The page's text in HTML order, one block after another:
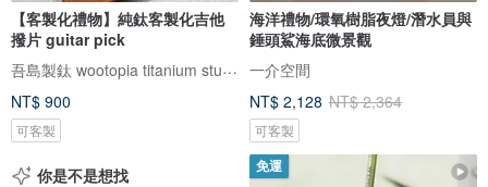
【客製化禮物】純鈦客製化吉他
撥片 guitar pick
吾島製鈦 wootopia titanium studio
NT$ 900
可客製
海洋禮物/環氧樹脂夜燈/潛水員與
錘頭鯊海底微景觀
一介空間
NT$ 2,128 NT$ 2,364
可客製
你是不是想找 免運